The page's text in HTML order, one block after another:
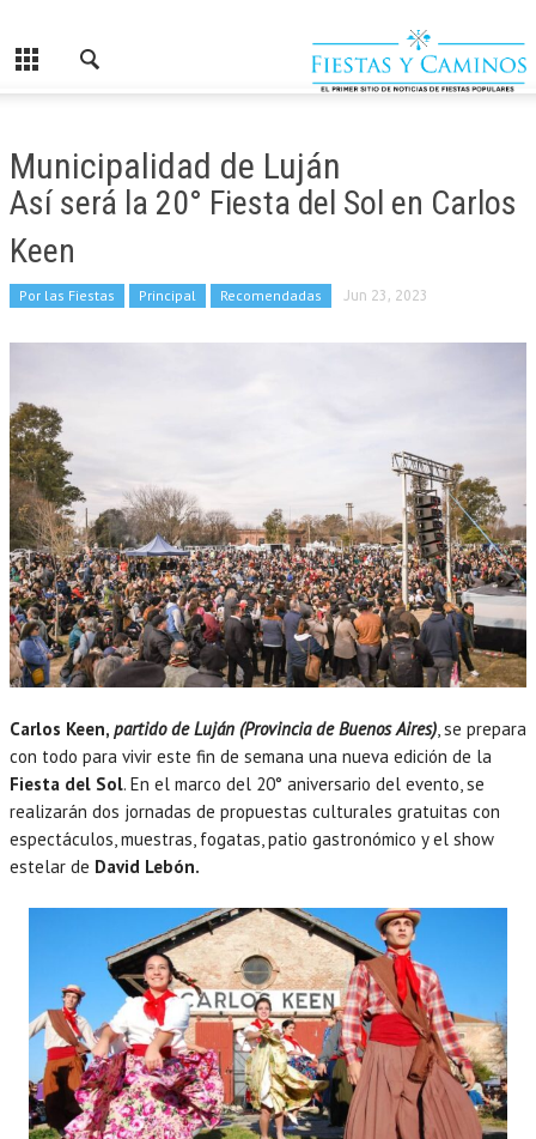
Municipalidad de Luján
Así será la 20° Fiesta del Sol en Carlos
Keen
Por las Fiestas Principal Recomendadas Jun 23, 2023
Carlos Keen, partido de Luján (Provincia de Buenos Aires), se prepara
con todo para vivir este fin de semana una nueva edición de la
Fiesta del Sol. En el marco del 20° aniversario del evento, se
realizarán dos jornadas de propuestas culturales gratuitas con
espectáculos, muestras, fogatas, patio gastronómico y el show
estelar de David Lebón.